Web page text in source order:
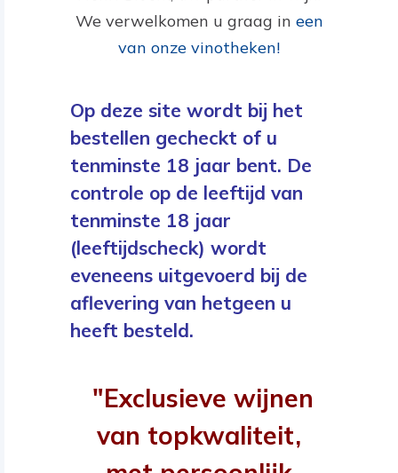
We verwelkomen u graag in een
van onze vinotheken!
Op deze site wordt bij het
bestellen gecheckt of u
tenminste 18 jaar bent. De
controle op de leeftijd van
tenminste 18 jaar
(leeftijdscheck) wordt
eveneens uitgevoerd bij de
aflevering van hetgeen u
heeft besteld.
"Exclusieve wijnen
van topkwaliteit,